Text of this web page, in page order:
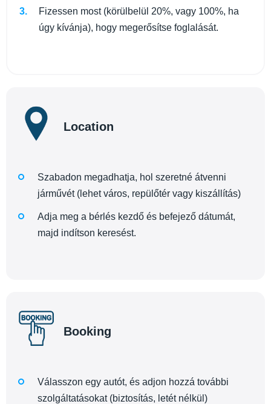
Fizessen most (körülbelül 20%, vagy 100%, ha
úgy kívánja), hogy megerősítse foglalását.
Location
Szabadon megadhatja, hol szeretné átvenni
járművét (lehet város, repülőtér vagy kiszállítás)
Adja meg a bérlés kezdő és befejező dátumát,
majd indítson keresést.
Booking
Válasszon egy autót, és adjon hozzá további
szolgáltatásokat (biztosítás, letét nélkül)